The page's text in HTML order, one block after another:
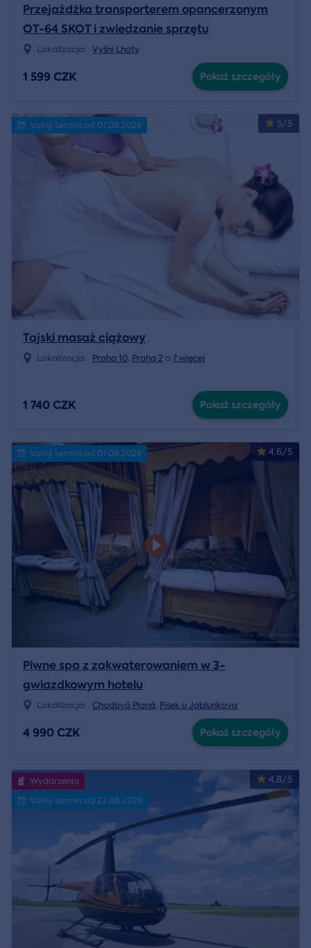
Przejażdżka transporterem opancerzonym
OT-64 SKOT i zwiedzanie sprzętu
Lokalizacja: Vyšní Lhoty
1 599 CZK Pokaż szczegóły
5/5
Volný termín od 07.08.2026
Tajski masaż ciążowy
Lokalizacja: Praha 10, Praha 2 a 7 więcej
1 740 CZK Pokaż szczegóły
4.6/5
Volný termín od 07.08.2026
Piwne spa z zakwaterowaniem w 3-
gwiazdkowym hotelu
Lokalizacja: Chodová Planá, Písek u Jablunkova
4 990 CZK Pokaż szczegóły
4.8/5
Wydarzenia
Volný termín od 22.08.2026